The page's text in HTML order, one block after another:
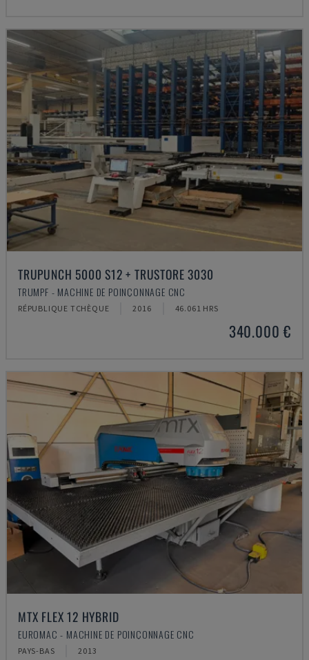
TRUPUNCH 5000 S12 + TRUSTORE 3030
TRUMPF - MACHINE DE POINÇONNAGE CNC
RÉPUBLIQUE TCHÈQUE 2016 46.061 HRS
340.000 €
MTX FLEX 12 HYBRID
EUROMAC - MACHINE DE POINÇONNAGE CNC
PAYS-BAS 2013